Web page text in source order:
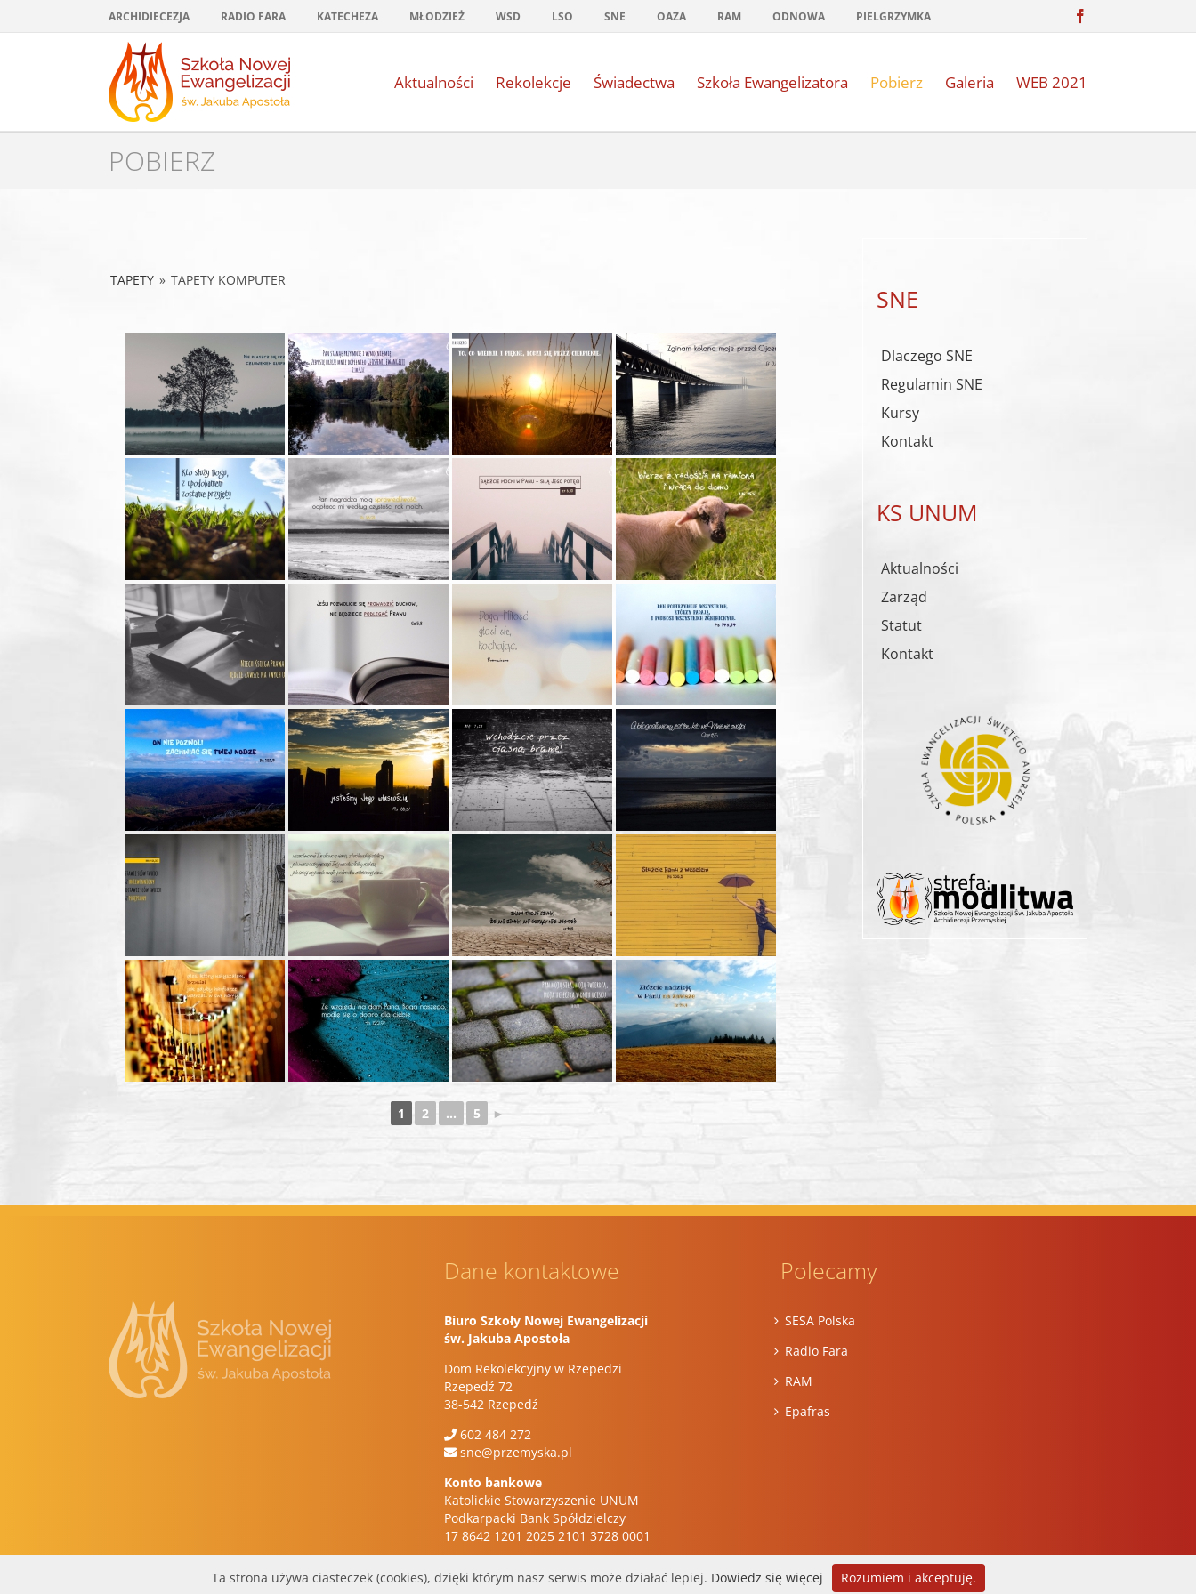
ARCHIDIECEZJA RADIO FARA KATECHEZA MŁODZIEŻ WSD LSO SNE OAZA RAM ODNOWA PIELGRZYMKA
Aktualności Rekolekcje Świadectwa Szkoła Ewangelizatora Pobierz Galeria WEB 2021
POBIERZ
TAPETY » TAPETY KOMPUTER
1 2 ... 5 ►
SNE
Dlaczego SNE
Regulamin SNE
Kursy
Kontakt
KS UNUM
Aktualności
Zarząd
Statut
Kontakt
Dane kontaktowe
Biuro Szkoły Nowej Ewangelizacji
św. Jakuba Apostoła
Dom Rekolekcyjny w Rzepedzi
Rzepedź 72
38-542 Rzepedź
602 484 272
sne@przemyska.pl
Konto bankowe
Katolickie Stowarzyszenie UNUM
Podkarpacki Bank Spółdzielczy
17 8642 1201 2025 2101 3728 0001
Polecamy
SESA Polska
Radio Fara
RAM
Epafras
Ta strona używa ciasteczek (cookies), dzięki którym nasz serwis może działać lepiej. Dowiedz się więcej Rozumiem i akceptuję.